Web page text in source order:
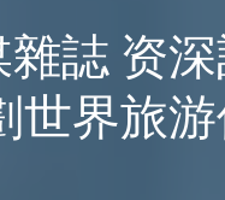
誌 资
世界旅